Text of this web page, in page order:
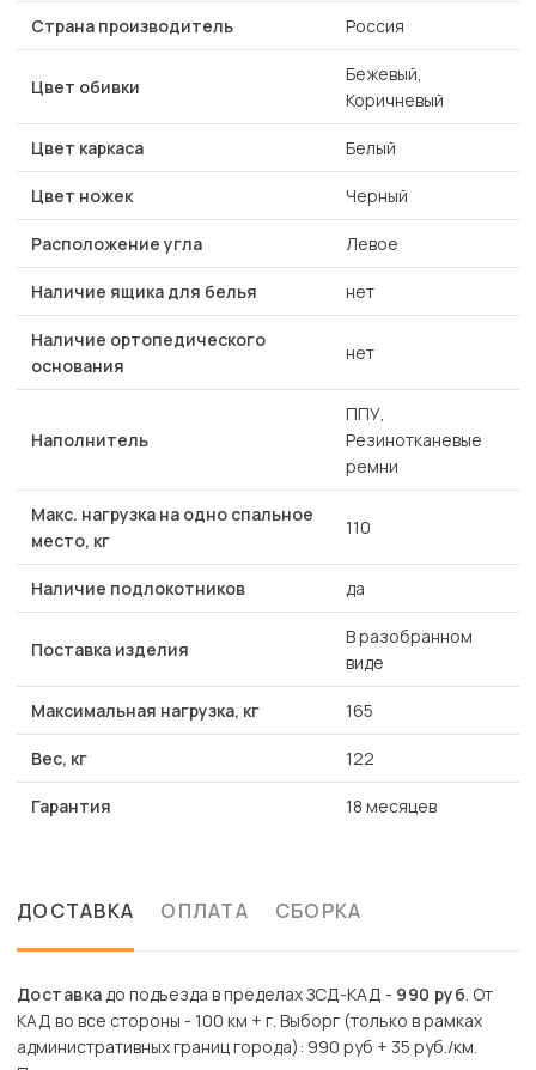
Страна производитель Россия
Цвет обивки
Бежевый,
Коричневый
Цвет каркаса Белый
Цвет ножек Черный
Расположение угла Левое
Наличие ящика для белья нет
Наличие ортопедического
основания
нет
Наполнитель
ППУ,
Резинотканевые
ремни
Макс. нагрузка на одно спальное
место, кг
110
Наличие подлокотников да
Поставка изделия
В разобранном
виде
Максимальная нагрузка, кг 165
Вес, кг 122
Гарантия 18 месяцев
ДОСТАВКА ОПЛАТА СБОРКА
Доставкадо подъезда в пределах ЗСД-КАД - 990 руб. От
КАД во все стороны - 100 км + г. Выборг (только в рамках
административных границ города): 990 руб + 35 руб./км.